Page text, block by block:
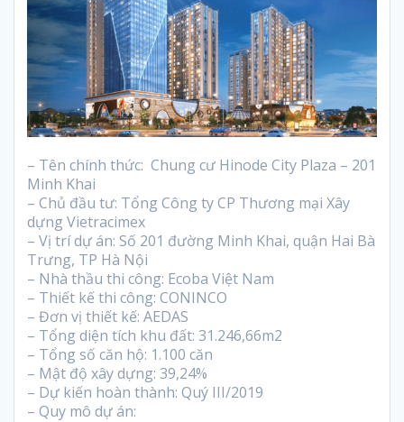
– Tên chính thức: Chung cư Hinode City Plaza – 201
Minh Khai
– Chủ đầu tư: Tổng Công ty CP Thương mại Xây
dựng Vietracimex
– Vị trí dự án: Số 201 đường Minh Khai, quận Hai Bà
Trưng, TP Hà Nội
– Nhà thầu thi công: Ecoba Việt Nam
– Thiết kế thi công: CONINCO
– Đơn vị thiết kế: AEDAS
– Tổng diện tích khu đất: 31.246,66m2
– Tổng số căn hộ: 1.100 căn
– Mật độ xây dựng: 39,24%
– Dự kiến hoàn thành: Quý III/2019
– Quy mô dự án: